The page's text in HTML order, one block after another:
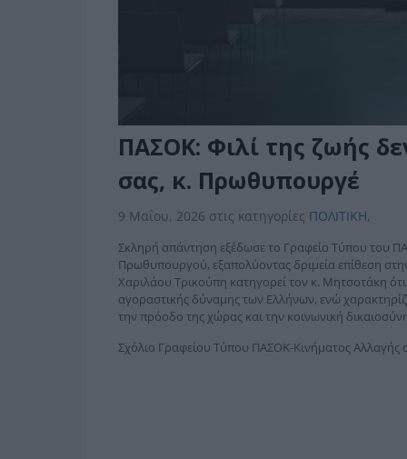
ΠΑΣΟΚ: Φιλί της ζωής
σας, κ. Πρωθυπουργέ
9 Μαΐου, 2026 στις κατηγορίες ΠΟΛΙΤΙΚΗ,
Σκληρή απάντηση εξέδωσε το Γραφείο Τύπου του
Πρωθυπουργού, εξαπολύοντας δριμεία επίθεση
Χαριλάου Τρικούπη κατηγορεί τον κ. Μητσοτάκη
αγοραστικής δύναμης των Ελλήνων, ενώ
την πρόοδο της χώρας και την κοινωνική
Σχόλιο Γραφείου Τύπου ΠΑΣΟΚ-Κινήματος Αλλαγής